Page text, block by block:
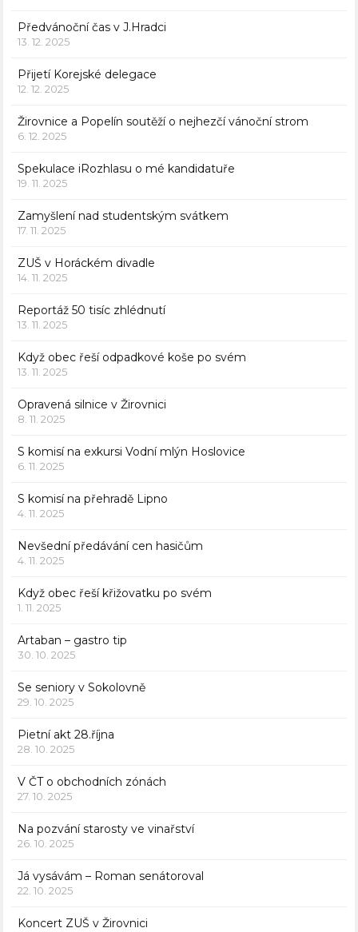
Předvánoční čas v J.Hradci
13. 12. 2025
Přijetí Korejské delegace
12. 12. 2025
Žirovnice a Popelín soutěží o nejhezčí vánoční strom
6. 12. 2025
Spekulace iRozhlasu o mé kandidatuře
19. 11. 2025
Zamyšlení nad studentským svátkem
17. 11. 2025
ZUŠ v Horáckém divadle
14. 11. 2025
Reportáž 50 tisíc zhlédnutí
13. 11. 2025
Když obec řeší odpadkové koše po svém
13. 11. 2025
Opravená silnice v Žirovnici
8. 11. 2025
S komisí na exkursi Vodní mlýn Hoslovice
6. 11. 2025
S komisí na přehradě Lipno
4. 11. 2025
Nevšední předávání cen hasičům
4. 11. 2025
Když obec řeší křižovatku po svém
1. 11. 2025
Artaban – gastro tip
30. 10. 2025
Se seniory v Sokolovně
29. 10. 2025
Pietní akt 28.října
28. 10. 2025
V ČT o obchodních zónách
27. 10. 2025
Na pozvání starosty ve vinařství
26. 10. 2025
Já vysávám – Roman senátoroval
22. 10. 2025
Koncert ZUŠ v Žirovnici